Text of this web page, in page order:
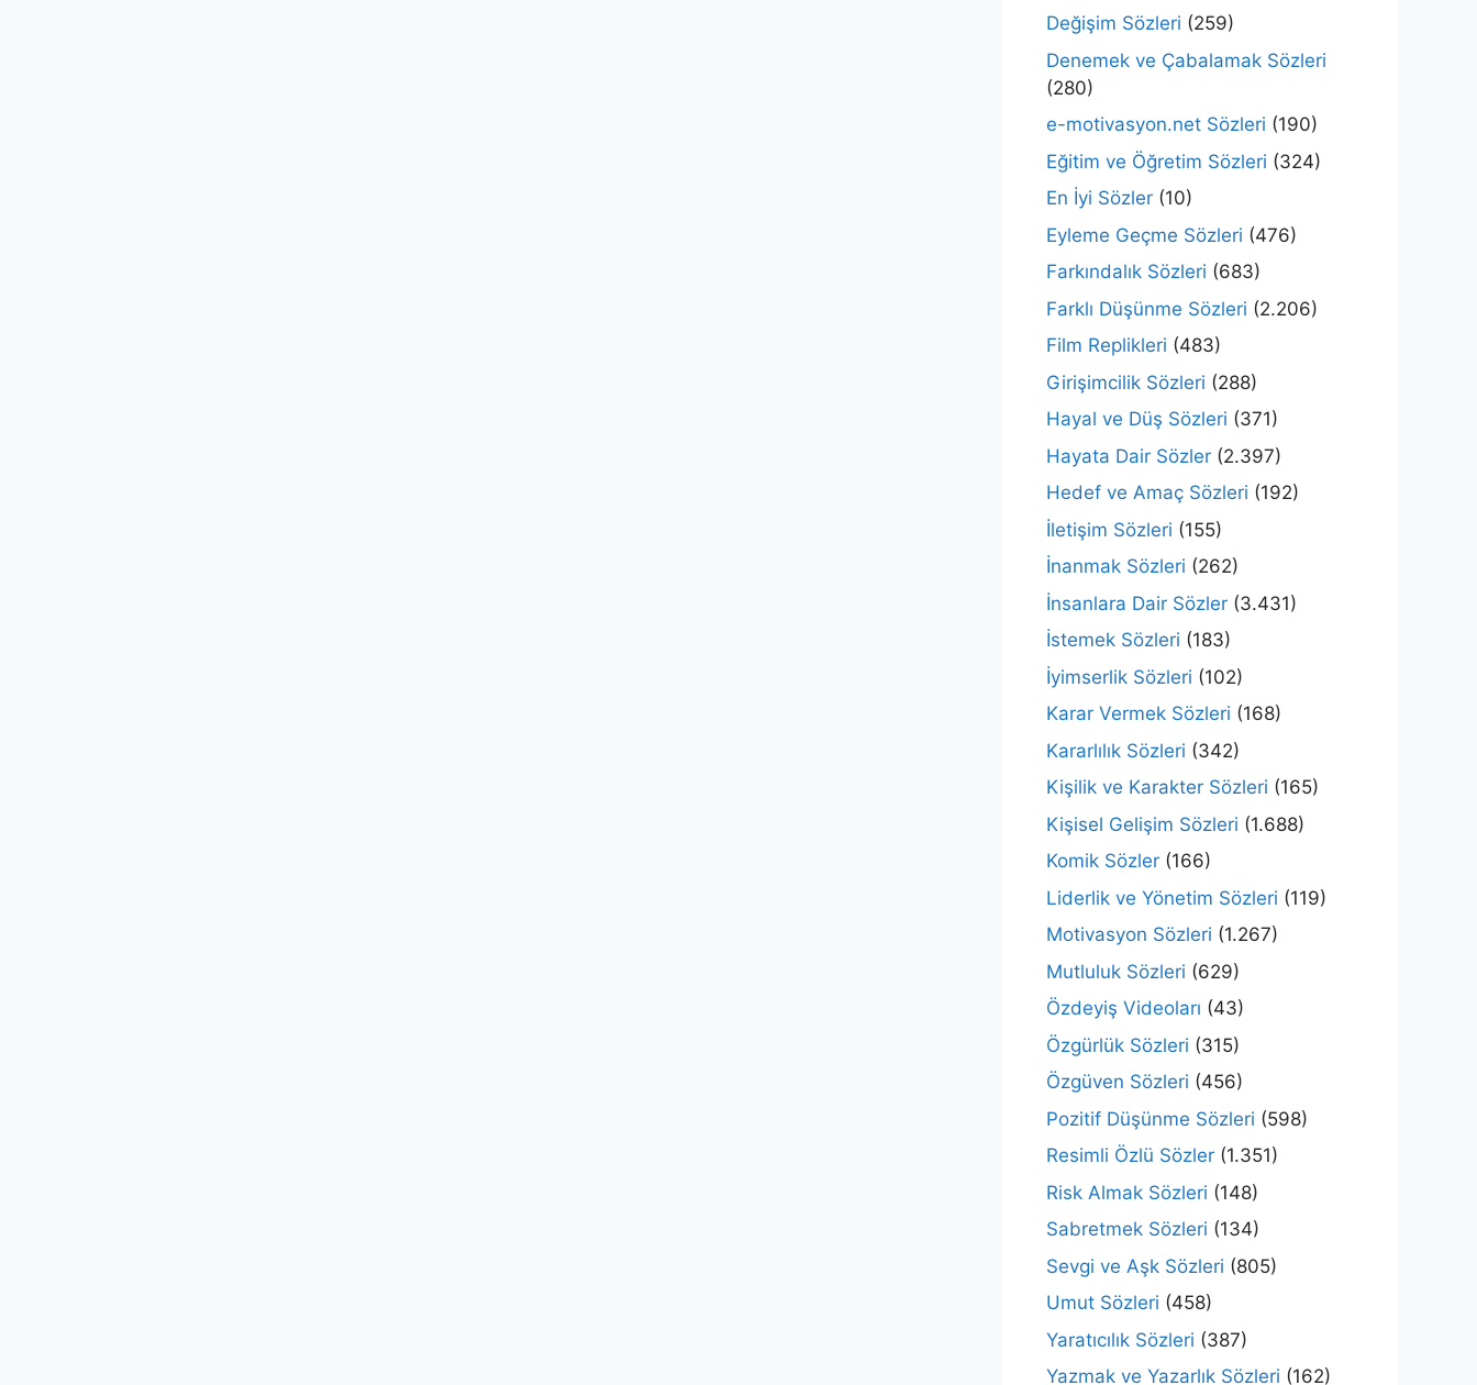
Değişim Sözleri (259)
Denemek ve Çabalamak Sözleri
(280)
e-motivasyon.net Sözleri (190)
Eğitim ve Öğretim Sözleri (324)
En İyi Sözler (10)
Eyleme Geçme Sözleri (476)
Farkındalık Sözleri (683)
Farklı Düşünme Sözleri (2.206)
Film Replikleri (483)
Girişimcilik Sözleri (288)
Hayal ve Düş Sözleri (371)
Hayata Dair Sözler (2.397)
Hedef ve Amaç Sözleri (192)
İletişim Sözleri (155)
İnanmak Sözleri (262)
İnsanlara Dair Sözler (3.431)
İstemek Sözleri (183)
İyimserlik Sözleri (102)
Karar Vermek Sözleri (168)
Kararlılık Sözleri (342)
Kişilik ve Karakter Sözleri (165)
Kişisel Gelişim Sözleri (1.688)
Komik Sözler (166)
Liderlik ve Yönetim Sözleri (119)
Motivasyon Sözleri (1.267)
Mutluluk Sözleri (629)
Özdeyiş Videoları (43)
Özgürlük Sözleri (315)
Özgüven Sözleri (456)
Pozitif Düşünme Sözleri (598)
Resimli Özlü Sözler (1.351)
Risk Almak Sözleri (148)
Sabretmek Sözleri (134)
Sevgi ve Aşk Sözleri (805)
Umut Sözleri (458)
Yaratıcılık Sözleri (387)
Yazmak ve Yazarlık Sözleri (162)